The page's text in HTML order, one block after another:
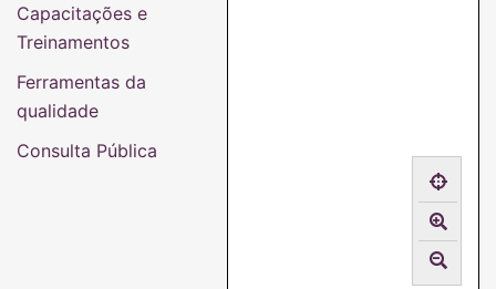
Capacitações e
Treinamentos
Ferramentas da
qualidade
Consulta Pública